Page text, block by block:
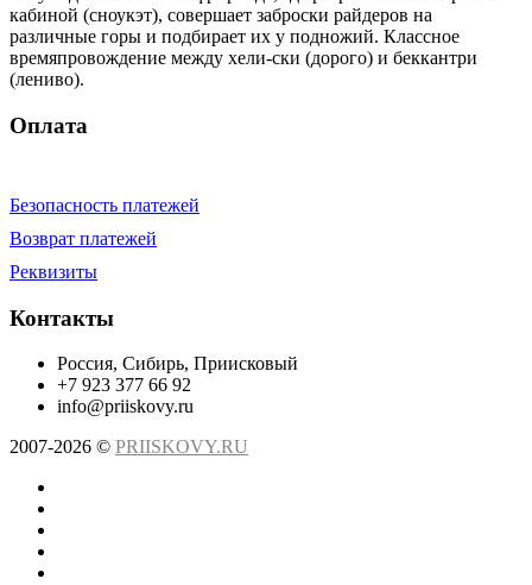
кабиной (сноукэт), совершает заброски райдеров на
различные горы и подбирает их у подножий. Классное
времяпровождение между хели-ски (дорого) и беккантри
(лениво).
Оплата
Безопасность платежей
Возврат платежей
Реквизиты
Контакты
Россия, Сибирь, Приисковый
+7 923 377 66 92
info@priiskovy.ru
2007-2026 © PRIISKOVY.RU